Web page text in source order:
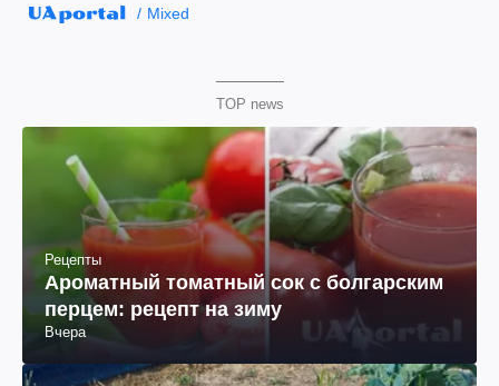
Mixed
TOP news
Рецепты
Ароматный томатный сок с болгарским
перцем: рецепт на зиму
Вчера